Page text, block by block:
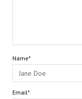
Name*
Email*